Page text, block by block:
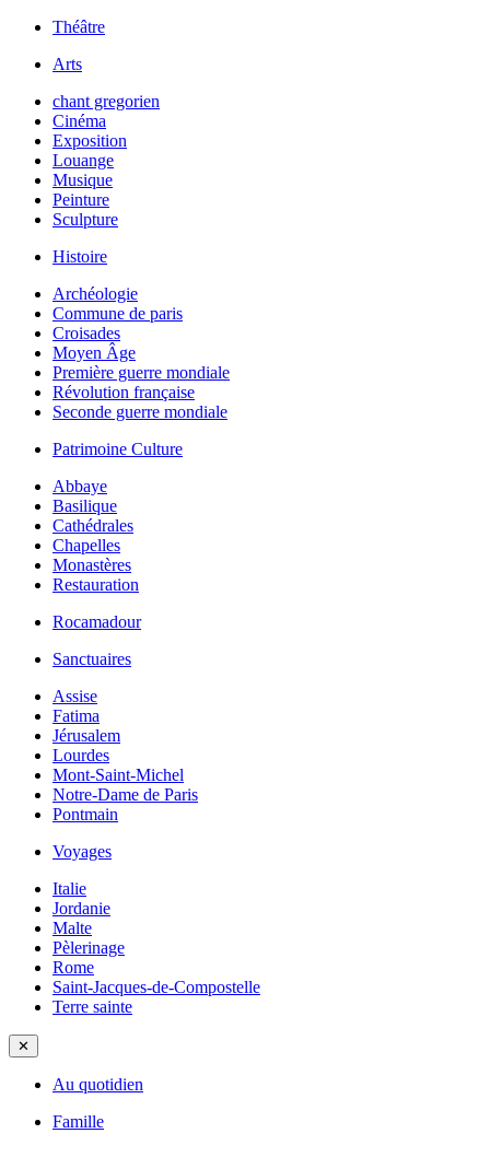
Théâtre
Arts
chant gregorien
Cinéma
Exposition
Louange
Musique
Peinture
Sculpture
Histoire
Archéologie
Commune de paris
Croisades
Moyen Âge
Première guerre mondiale
Révolution française
Seconde guerre mondiale
Patrimoine Culture
Abbaye
Basilique
Cathédrales
Chapelles
Monastères
Restauration
Rocamadour
Sanctuaires
Assise
Fatima
Jérusalem
Lourdes
Mont-Saint-Michel
Notre-Dame de Paris
Pontmain
Voyages
Italie
Jordanie
Malte
Pèlerinage
Rome
Saint-Jacques-de-Compostelle
Terre sainte
✕
Au quotidien
Famille